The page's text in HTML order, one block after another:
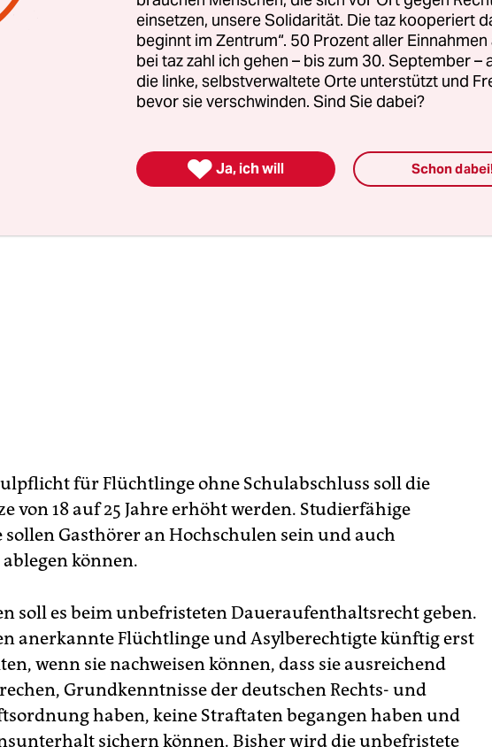
behandelt werden und in den ersten sechs
Beschäftigung keinen Anspruch auf Mindestlohn haben.
Integration „dauerhaft verschließt“, müsse mit
Konsequenzen, zum Beispiel für seinen Aufenthaltsstatus,
rechnen“, heißt es in dem Papier.
für Flüchtlinge ohne Schulabschluss soll die
von 18 auf 25 Jahre erhöht werden. Studierfähige
Gasthörer an Hochschulen sein und auch
können.
soll es beim unbefristeten Daueraufenthaltsrecht geben.
anerkannte Flüchtlinge und Asylberechtigte künftig erst
wenn sie nachweisen können, dass sie ausreichend
Grundkenntnisse der deutschen Rechts- und
haben, keine Straftaten begangen haben und
sichern können. Bisher wird die unbefristete
einsetzen, unsere Solidarität. Die taz kooperiert
beginnt im Zentrum“. 50 Prozent aller
bei taz zahl ich gehen – bis zum 30. September –
die linke, selbstverwaltete Orte unterstützt und
bevor sie verschwinden. Sind Sie dabei?
 Ja, ich will Schon